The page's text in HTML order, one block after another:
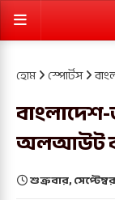
হোম স্পোর্টস
অলআউট
শুক্রবার,